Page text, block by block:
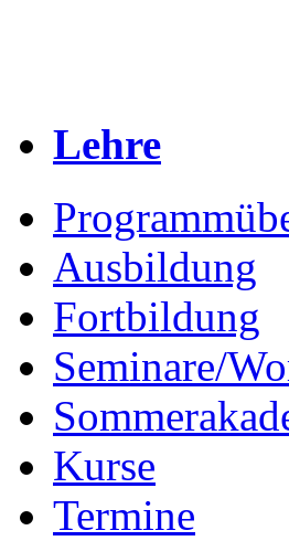
Lehre
Ausbildung
Fortbildung
Seminare/
Kurse
Termine